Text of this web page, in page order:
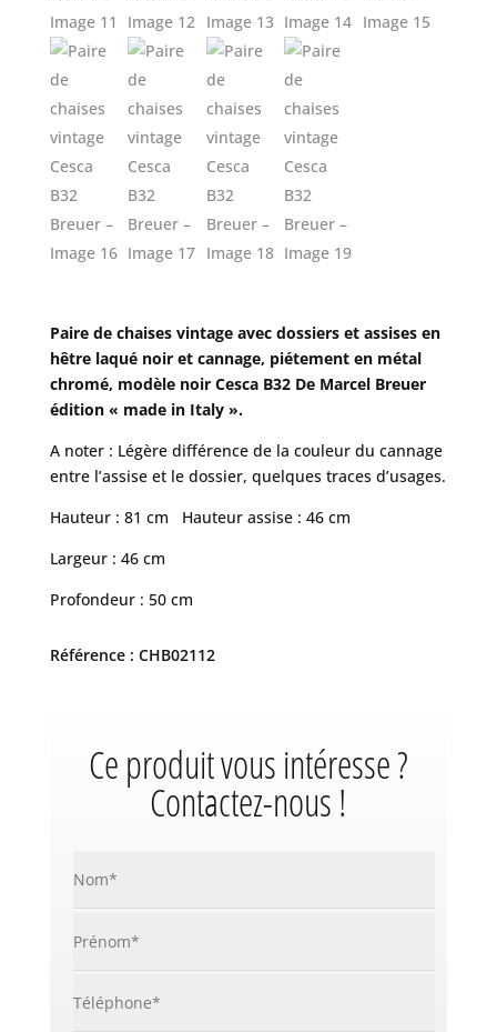
Paire de chaises vintage avec dossiers et assises en
hêtre laqué noir et cannage, piétement en métal
chromé, modèle noir Cesca B32 De Marcel Breuer
édition « made in Italy ».
A noter : Légère différence de la couleur du cannage
entre l’assise et le dossier, quelques traces d’usages.
Hauteur : 81 cm Hauteur assise : 46 cm
Largeur : 46 cm
Profondeur : 50 cm
Référence : CHB02112
Ce produit vous intéresse ?
Contactez-nous !